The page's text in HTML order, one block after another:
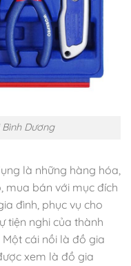
Dương
là những hàng hóa,
mua bán với mục đích
đình, phục vụ cho
tiện nghi của thành
cái nồi là đồ gia
xem là đồ gia